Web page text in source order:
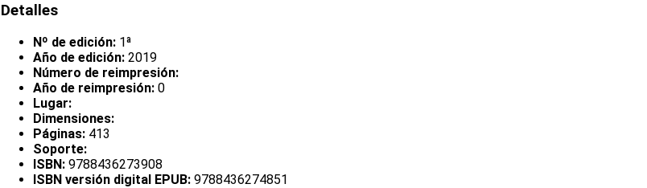
Detalles
Nº de edición: 1ª
Año de edición: 2019
Número de reimpresión:
Año de reimpresión: 0
Lugar:
Dimensiones:
Páginas: 413
Soporte:
ISBN: 9788436273908
ISBN versión digital EPUB: 9788436274851